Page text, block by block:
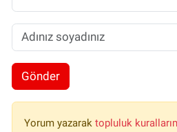
Gönder
Yorum yazarak topluluk